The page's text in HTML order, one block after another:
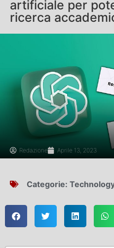
artificiale per
ricerca
Redazione Aprile 13, 2023
Categorie: